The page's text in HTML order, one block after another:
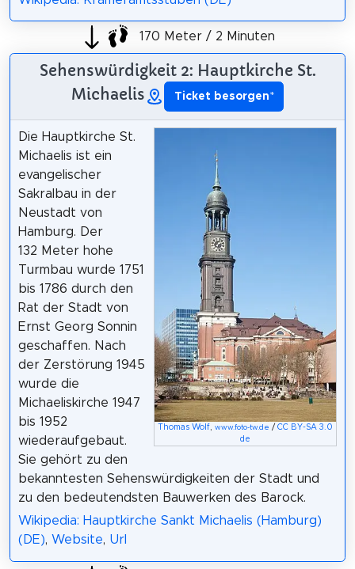
170 Meter / 2 Minuten
Sehenswürdigkeit 2: Hauptkirche St.
Michaelis
Ticket besorgen*
Thomas Wolf ,www.foto-tw.de /CC BY-SA 3.0
de
Die Hauptkirche St.
Michaelis ist ein
evangelischer
Sakralbau in der
Neustadt von
Hamburg. Der
132 Meter hohe
Turmbau wurde 1751
bis 1786 durch den
Rat der Stadt von
Ernst Georg Sonnin
geschaffen. Nach
der Zerstörung 1945
wurde die
Michaeliskirche 1947
bis 1952
wiederaufgebaut.
Sie gehört zu den
bekanntesten Sehenswürdigkeiten der Stadt und
zu den bedeutendsten Bauwerken des Barock.
Wikipedia: Hauptkirche Sankt Michaelis (Hamburg)
(DE), Website, Url